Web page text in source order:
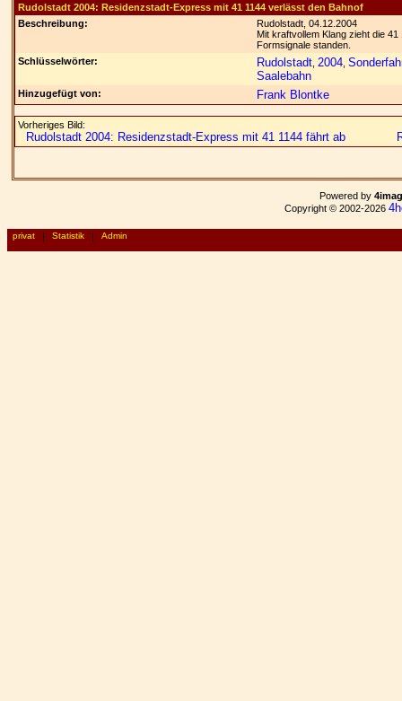
Rudolstadt 2004: Residenzstadt-Express mit 41 1144 verlässt den Bahnof
Beschreibung:
Rudolstadt, 04.12.2004
Mit kraftvollem Klang zieht die
Formsignale standen.
Schlüsselwörter:
Rudolstadt 2004
Saalebahn
Hinzugefügt von: Frank Blontke
Vorheriges Bild:
Rudolstadt 2004: Residenzstadt-Express mit 41 1144 fährt ab
Powered by
Copyright © 2002-2026
privat | Statistik | Admin